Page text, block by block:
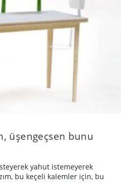
üşengeçsen bunu
yahut istemeyerek
bu keçeli kalemler için, bu